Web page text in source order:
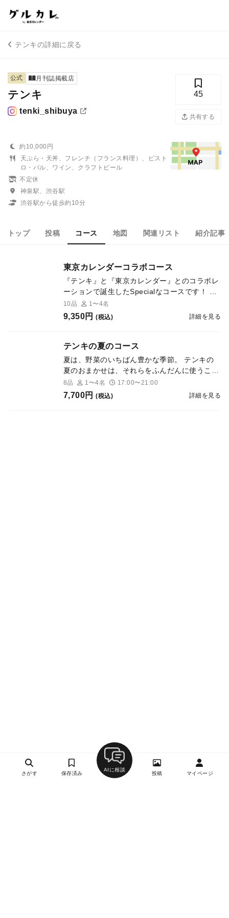
テンキの詳細に戻る
公式 月刊誌掲載店
テンキ
tenki_shibuya
45
共有する
約10,000円
天ぷら・天丼、フレンチ（フランス料理）、ビスト
ロ・バル、ワイン、クラフトビール
不定休
神泉駅、渋谷駅
渋谷駅から徒歩約10分
トップ 投稿 コース 地図 関連リスト 紹介記事
東京カレンダーコラボコース
『テンキ』と『東京カレンダー』とのコラボレ
ーションで誕生したSpecialなコースです！ テ
ンキの名物料理をハイライト的に味わえるコー
スは、全10品で構成です。 グルカレでご予約
10品 1〜4名
9,350円 (税込) 詳細を見る
テンキの夏のコース
夏は、野菜のいちばん豊かな季節。 テンキの
夏のおまかせは、それらをふんだんに使うこと
から始まります。 味付けの軸になるのは、自
然の酸味と発酵。スイカやトマトから引いた
8品 1〜4名 17:00〜21:00
7,700円 (税込) 詳細を見る
さがす 保存済み
AIに相談
投稿 マイページ